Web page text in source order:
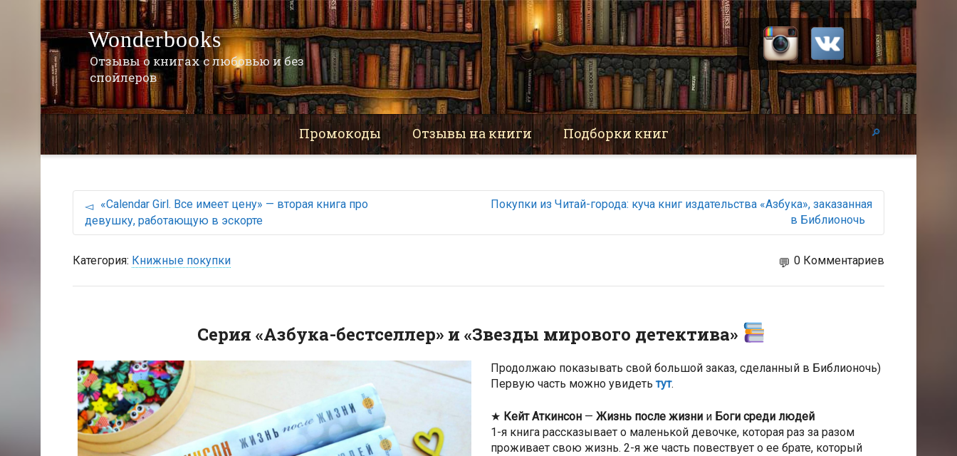
Wonderbooks
Отзывы о книгах с любовью и без
спойлеров
Промокоды Отзывы на книги Подборки книг
«Calendar Girl. Все имеет цену» — вторая книга про
девушку, работающую в эскорте
Покупки из Читай-города: куча книг издательства «Азбука», заказанная
в Библионочь
Категория: Книжные покупки 0 Комментариев
Серия «Азбука-бестселлер» и «Звезды мирового детектива»
Продолжаю показывать свой большой заказ, сделанный в Библионочь)
Первую часть можно увидеть тут.
★ Кейт Аткинсон — Жизнь после жизни и Боги среди людей
1-я книга рассказывает о маленькой девочке, которая раз за разом
проживает свою жизнь. 2-я же часть повествует о ее брате, который